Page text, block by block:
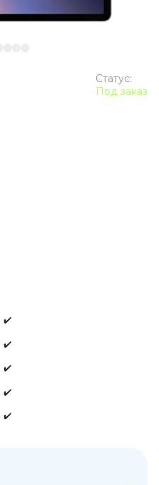
Статус:
Под заказ
✔️
✔️
✔️
✔️
✔️